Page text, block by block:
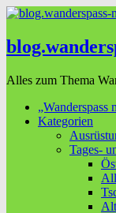
Alles zum Thema
„Wanderspass
Kategorien
Tages-